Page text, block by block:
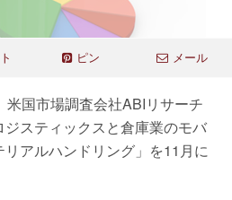
ピン メール
米国市場調査会社ABIリサーチ
スティックスと倉庫業のモバ
アルハンドリング」を11月に